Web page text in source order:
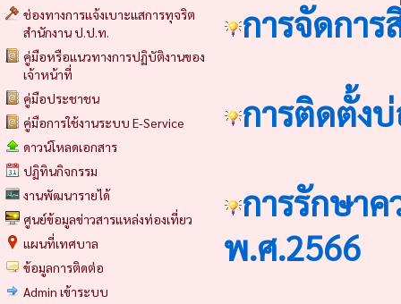
ช่องทางการแจ้งเบาะแสการทุจริต
สำนักงาน ป.ป.ท.
คู่มือหรือแนวทางการปฏิบัติงานของ
เจ้าหน้าที่
คู่มือประชาชน
คู่มือการใช้งานระบบ E-Service
ดาวน์โหลดเอกสาร
ปฏิทินกิจกรรม
งานพัฒนารายได้
ศูนย์ข้อมูลข่าวสารแหล่งท่องเที่ยว
แผนที่เทศบาล
ข้อมูลการติดต่อ
Admin เข้าระบบ
การจัดกา
การติดตั้ง
การรักษา
พ.ศ.2566